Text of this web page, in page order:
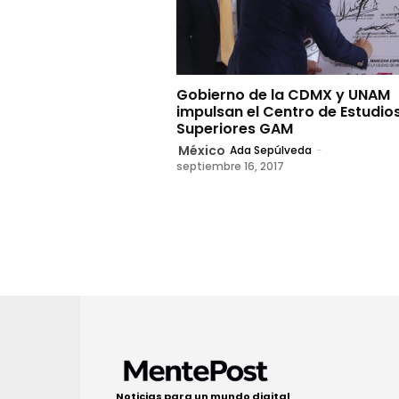
Gobierno de la CDMX y UNAM
impulsan el Centro de
Superiores GAM
México Ada Sepúlveda -
septiembre 16, 2017